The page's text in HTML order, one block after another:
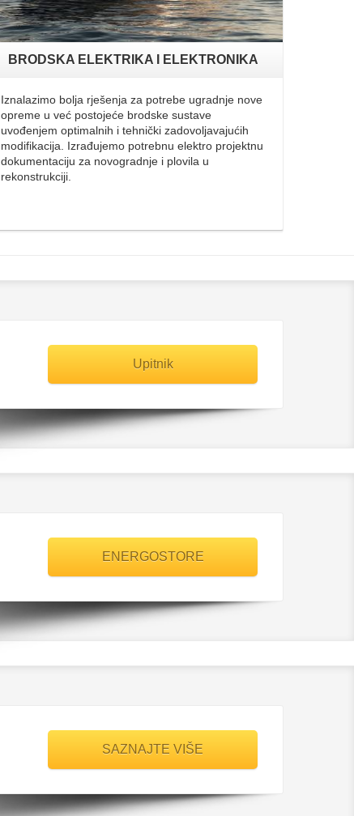
BRODSKA ELEKTRIKA I ELEKTRONIKA
Iznalazimo bolja rješenja za potrebe ugradnje nove
opreme u već postojeće brodske sustave
uvođenjem optimalnih i tehnički zadovoljavajućih
modifikacija. Izrađujemo potrebnu elektro projektnu
dokumentaciju za novogradnje i plovila u
rekonstrukciji.
Upitnik
ENERGOSTORE
SAZNAJTE VIŠE